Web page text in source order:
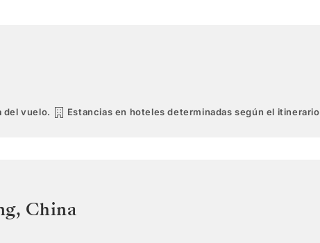
del vuelo. Estancias en hoteles determinadas según el itinerario
, China